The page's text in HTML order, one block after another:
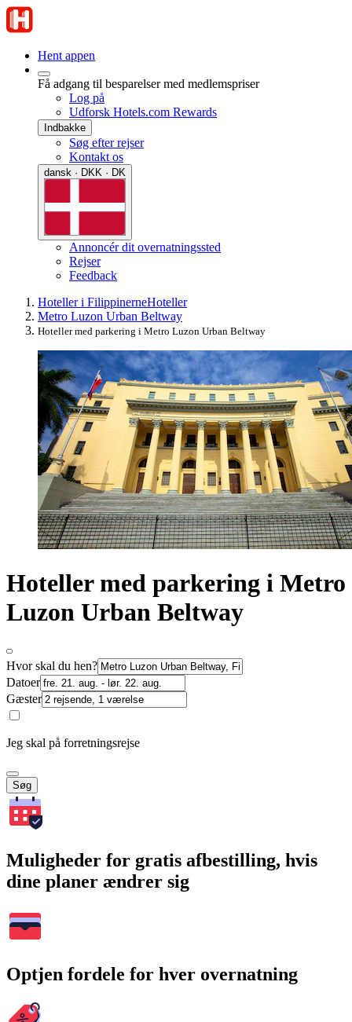
Hent appen
Få adgang til besparelser med medlemspriser
Log på
Udforsk Hotels.com Rewards
Indbakke
Søg efter rejser
Kontakt os
dansk · DKK · DK
Annoncér dit overnatningssted
Rejser
Feedback
Hoteller i FilippinerneHoteller
Metro Luzon Urban Beltway
Hoteller med parkering i Metro Luzon Urban Beltway
Hoteller med parkering i Metro
Luzon Urban Beltway
Hvor skal du hen?
Datoer
Gæster
Jeg skal på forretningsrejse
Søg
Muligheder for gratis afbestilling, hvis
dine planer ændrer sig
Optjen fordele for hver overnatning